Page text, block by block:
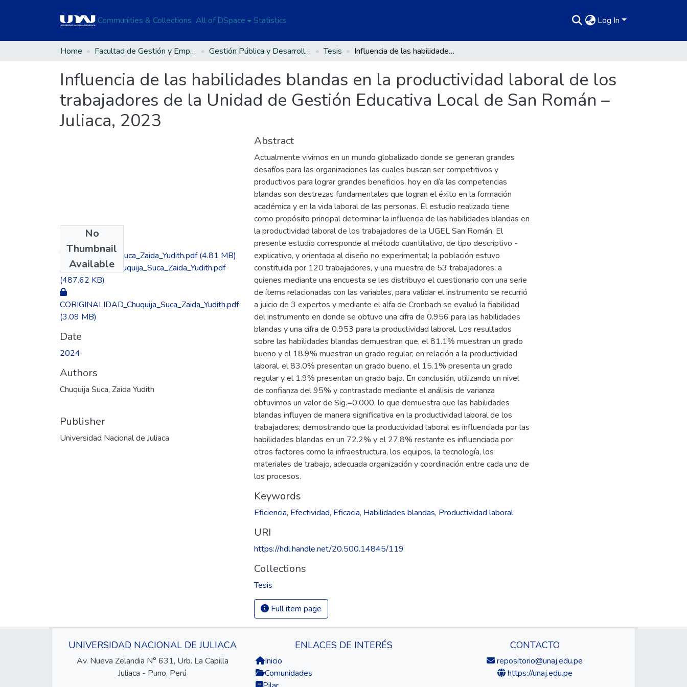
Communities & Collections All of DSpace Statistics Log In
Home Facultad de Gestión y Emprendimiento Empresarial Gestión Pública y Desarrollo Social Tesis Influencia de las habilidades blandas en la productividad laboral de los trabajadores de la Unidad de Gestión Educativa Local de San Román – Juliaca, 2023
Influencia de las habilidades blandas en la productividad laboral de los
trabajadores de la Unidad de Gestión Educativa Local de San Román –
Juliaca, 2023
No
Thumbnail
Available
TESIS_Chuquija_Suca_Zaida_Yudith.pdf(4.81 MB)
AUTORIZA_Chuquija_Suca_Zaida_Yudith.pdf
(487.62 KB)
CORIGINALIDAD_Chuquija_Suca_Zaida_Yudith.pdf
(3.09 MB)
Date
2024
Authors
Chuquija Suca, Zaida Yudith
Publisher
Universidad Nacional de Juliaca
Abstract
Actualmente vivimos en un mundo globalizado donde se generan grandes
desafíos para las organizaciones las cuales buscan ser competitivos y
productivos para lograr grandes beneficios, hoy en día las competencias
blandas son destrezas fundamentales que logran el éxito en la formación
académica y en la vida laboral de las personas. El estudio realizado tiene
como propósito principal determinar la influencia de las habilidades blandas en
la productividad laboral de los trabajadores de la UGEL San Román. El
presente estudio corresponde al método cuantitativo, de tipo descriptivo -
explicativo, y orientada al diseño no experimental; la población estuvo
constituida por 120 trabajadores, y una muestra de 53 trabajadores; a
quienes mediante una encuesta se les distribuyo el cuestionario con una serie
de ítems relacionadas con las variables, para validar el instrumento se recurrió
a juicio de 3 expertos y mediante el alfa de Cronbach se evaluó la fiabilidad
del instrumento en donde se obtuvo una cifra de 0.956 para las habilidades
blandas y una cifra de 0.953 para la productividad laboral. Los resultados
sobre las habilidades blandas demuestran que, el 81.1% muestran un grado
bueno y el 18.9% muestran un grado regular; en relación a la productividad
laboral, el 83.0% presentan un grado bueno, el 15.1% presenta un grado
regular y el 1.9% presentan un grado bajo. En conclusión, utilizando un nivel
de confianza del 95% y contrastado mediante el análisis de varianza
obtuvimos un valor de Sig.=0.000, lo que demuestra que las habilidades
blandas influyen de manera significativa en la productividad laboral de los
trabajadores; demostrando que la productividad laboral es influenciada por las
habilidades blandas en un 72.2% y el 27.8% restante es influenciada por
otros factores como la infraestructura, los equipos, la tecnología, los
materiales de trabajo, adecuada organización y coordinación entre cada uno de
los procesos.
Keywords
Eficiencia, Efectividad, Eficacia, Habilidades blandas, Productividad laboral.
URI
https://hdl.handle.net/20.500.14845/119
Collections
Tesis
Full item page
UNIVERSIDAD NACIONAL DE JULIACA
Av. Nueva Zelandia N° 631, Urb. La Capilla
Juliaca - Puno, Perú
ENLACES DE INTERÉS
Inicio
Comunidades
CONTACTO
repositorio@unaj.edu.pe
https://unaj.edu.pe